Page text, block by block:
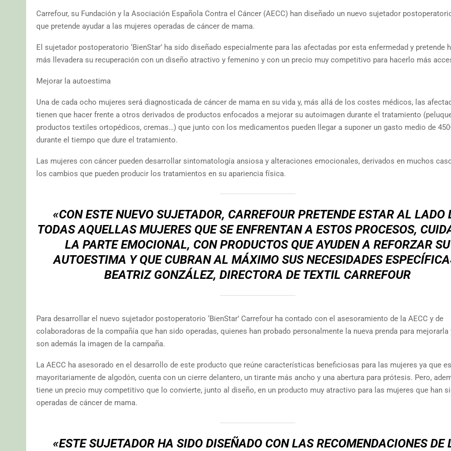
Carrefour, su Fundación y la Asociación Española Contra el Cáncer (AECC) han diseñado un nuevo sujetador
que pretende ayudar a las mujeres operadas de cáncer de mama.
El sujetador postoperatorio ‘BienStar’ ha sido diseñado especialmente para las afectadas por esta enfermedad y pretende
más llevadera su recuperación con un diseño atractivo y femenino y con un precio muy competitivo para hacerlo más
Mejorar la autoestima
Una de cada ocho mujeres será diagnosticada de cáncer de mama en su vida y, más allá de los costes médicos, las
tienen que hacer frente a otros derivados de productos enfocados a mejorar su autoimagen durante el tratamiento
productos textiles ortopédicos, cremas…) que junto con los medicamentos pueden llegar a suponer un gasto medio de
durante el tiempo que dure el tratamiento.
Las mujeres con cáncer pueden desarrollar sintomatología ansiosa y alteraciones emocionales, derivados en muchos
los cambios que pueden producir los tratamientos en su apariencia física.
«CON ESTE NUEVO SUJETADOR, CARREFOUR PRETENDE ESTAR AL LADO
TODAS AQUELLAS MUJERES QUE SE ENFRENTAN A ESTOS PROCESOS,
LA PARTE EMOCIONAL, CON PRODUCTOS QUE AYUDEN A REFORZAR SU
AUTOESTIMA Y QUE CUBRAN AL MÁXIMO SUS NECESIDADES
BEATRIZ GONZÁLEZ, DIRECTORA DE TEXTIL CARREFOUR
Para desarrollar el nuevo sujetador postoperatorio ‘BienStar’ Carrefour ha contado con el asesoramiento de la AECC y de
colaboradoras de la compañía que han sido operadas, quienes han probado personalmente la nueva prenda para mejorarla
son además la imagen de la campaña.
La AECC ha asesorado en el desarrollo de este producto que reúne características beneficiosas para las mujeres ya que es
mayoritariamente de algodón, cuenta con un cierre delantero, un tirante más ancho y una abertura para prótesis. Pero,
tiene un precio muy competitivo que lo convierte, junto al diseño, en un producto muy atractivo para las mujeres que han
operadas de cáncer de mama.
«ESTE SUJETADOR HA SIDO DISEÑADO CON LAS RECOMENDACIONES DE